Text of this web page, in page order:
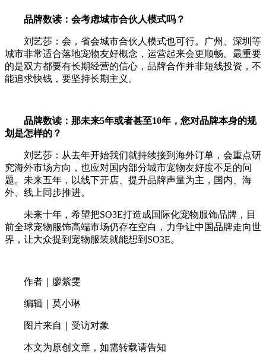
品牌数读：会考虑城市合伙人模式吗？
刘艺莎：会，省会城市合伙人模式也可行。广州、深圳等
城市非常适合落地宠物友好概念，运营起来会更顺畅。最重要
的是双方都要有长期经营的信心，品牌合作并非短线投资，不
能追求快钱，要坚持长期主义。
品牌数读：那未来5年或者甚至10年，您对品牌本身的规
划是怎样的？
刘艺莎：从去年开始我们就持续接到海外订单，会重点研
究海外市场方向，也应对国内部分城市宠物友好度不足的问
题。未来五年，以线下开店、提升品牌声量为主，国内、海
外、线上同步推进。
未来十年，希望把SO3E打造成国际化宠物服饰品牌，目
前全球宠物服饰高端市场仍存在空白，力争让中国品牌走向世
界，让大众提到宠物服装就能想到SO3E。
作者｜廖紫雯
编辑｜莫小琳
图片来自｜受访对象
本文为原创文章，如需转载请告知